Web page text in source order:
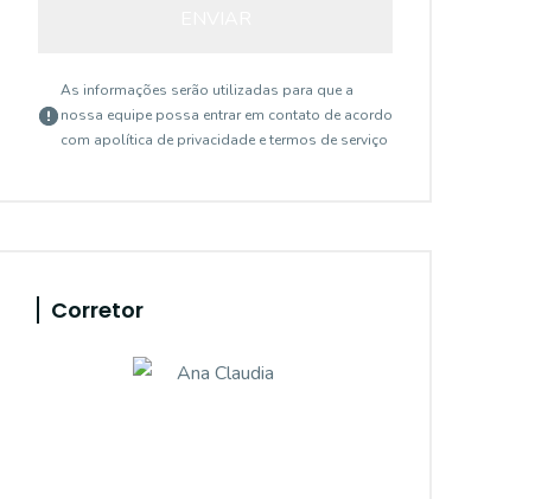
As informações serão utilizadas para que a
nossa equipe possa entrar em contato de acordo
com apolítica de privacidade e termos de serviço
Corretor